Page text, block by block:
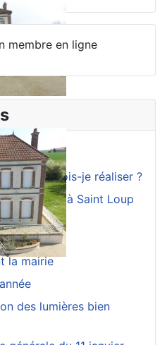
dois-je réaliser ?
à Saint Loup
la mairie
des lumières bien
membre en ligne